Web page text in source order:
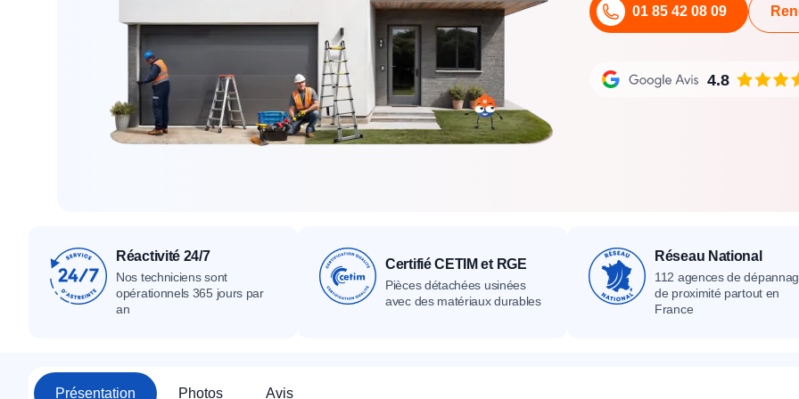
Tous nos produits Catalogue
Catalogue Devis gratuit Contact
Tous nos produits Catalogue Devis gratuit Contact
01 85 42 08 09
4.8
Réactivité 24/7
Nos techniciens sont
opérationnels 365 jours par
an
Certifié CETIM et RGE
Pièces détachées usinées
avec des matériaux durables
Réseau National
112 agences de
de proximité partout en
France
Présentation Photos Avis